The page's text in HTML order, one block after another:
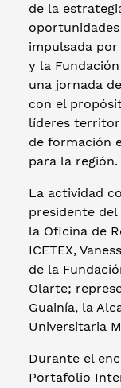
de la
impulsada por
y la
una jornada
con el
líderes
de formación
para la región.
La actividad
presidente del
la Oficina de
ICETEX,
de la
Olarte;
Guainía, la
Universitaria
Durante el
Portafolio